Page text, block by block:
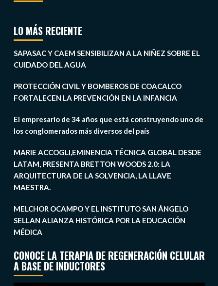
LO MÁS RECIENTE
SAPASAC Y CAEM SENSIBILIZAN A LA NIÑEZ SOBRE EL
CUIDADO DEL AGUA
PROTECCIÓN CIVIL Y BOMBEROS DE COACALCO
FORTALECEN LA PREVENCIÓN EN LA INFANCIA
El empresario de 34 años que está construyendo uno de
los conglomerados más diversos del país
MARIE ACCOGLI,EMINENCIA TÉCNICA GLOBAL DESDE
LATAM, PRESENTA BRETTON WOODS 2.0: LA
ARQUITECTURA DE LA SOLVENCIA, LA LLAVE
MAESTRA.
MELCHOR OCAMPO Y EL INSTITUTO SAN ÁNGELO
SELLAN ALIANZA HISTÓRICA POR LA EDUCACIÓN
MÉDICA
CONOCE LA TERAPIA DE REGENERACIÓN CELULAR
A BASE DE INDUCTORES